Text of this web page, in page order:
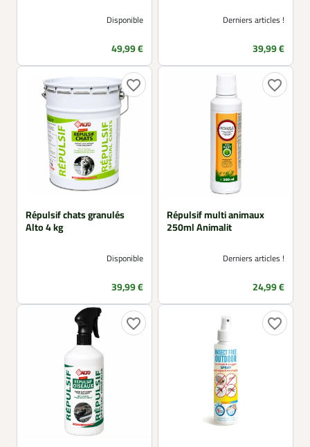
Disponible
Prix
49,99 €
Derniers articles !
Prix
39,99 €
favorite_border
Répulsif chats granulés
Alto 4 kg
Disponible
Prix
39,99 €
favorite_border
Répulsif multi animaux
250ml Animalit
Derniers articles !
Prix
24,99 €
favorite_border favorite_border